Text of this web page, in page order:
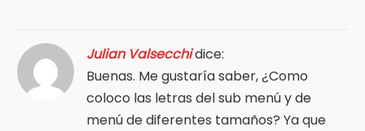
Julian Valsecchidice:
Buenas. Me gustaría saber, ¿Como
coloco las letras del sub menú y de
menú de diferentes tamaños? Ya que